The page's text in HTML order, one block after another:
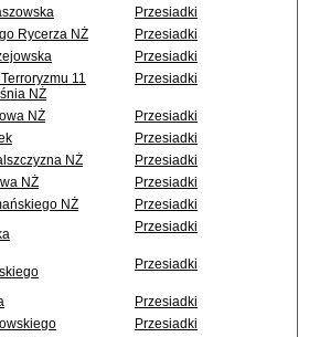
Przesiadki
Rycerza NŻ
Przesiadki
Przesiadki
11
NŻ
Przesiadki
NŻ
Przesiadki
Przesiadki
NŻ
Przesiadki
NŻ
Przesiadki
NŻ
Przesiadki
Przesiadki
Przesiadki
Przesiadki
Przesiadki